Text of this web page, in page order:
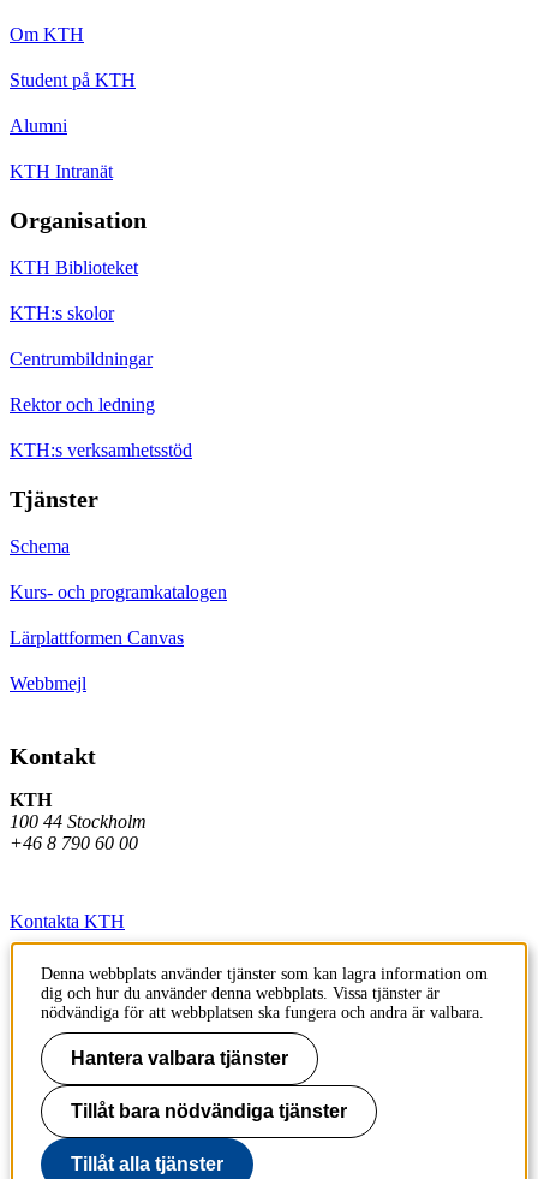
Om KTH
Student på KTH
Alumni
KTH Intranät
Organisation
KTH Biblioteket
KTH:s skolor
Centrumbildningar
Rektor och ledning
KTH:s verksamhetsstöd
Tjänster
Schema
Kurs- och programkatalogen
Lärplattformen Canvas
Webbmejl
Kontakt
KTH
100 44 Stockholm
+46 8 790 60 00
Kontakta KTH
Jobba på KTH
Press och media
Faktura och betalning KTH
Om KTH:s webbplatser
Tillgänglighetsredogörelse
Denna webbplats använder tjänster som kan lagra information om
dig och hur du använder denna webbplats. Vissa tjänster är
nödvändiga för att webbplatsen ska fungera och andra är valbara.
Hantera valbara tjänster
Tillåt bara nödvändiga tjänster
Tillåt alla tjänster